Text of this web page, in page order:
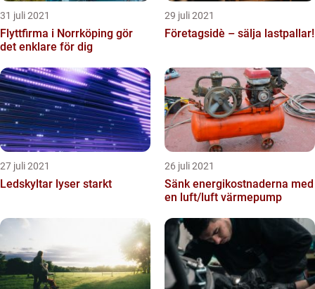
31 juli 2021
Flyttfirma i Norrköping gör
det enklare för dig
29 juli 2021
Företagsidè – sälja lastpallar!
27 juli 2021
Ledskyltar lyser starkt
26 juli 2021
Sänk energikostnaderna med
en luft/luft värmepump